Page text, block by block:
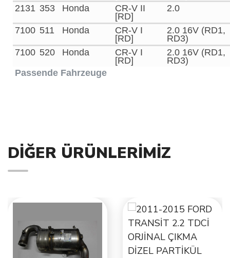
Passende Fahrzeuge
2131 353 Honda
CR-V II
[RD]
2.0
7100 511 Honda
CR-V I
[RD]
2.0 16V (RD1,
RD3)
7100 520 Honda
CR-V I
[RD]
2.0 16V (RD1,
RD3)
DIĞER ÜRÜNLERIMIZ